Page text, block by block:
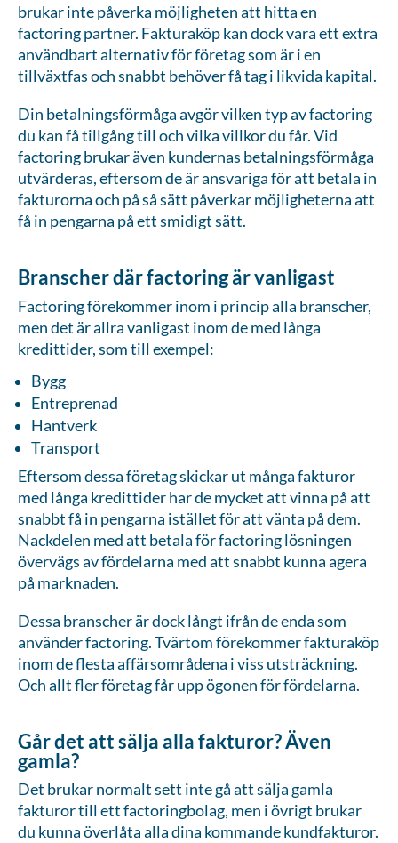
brukar inte påverka möjligheten att hitta en
factoring partner. Fakturaköp kan dock vara ett extra
användbart alternativ för företag som är i en
tillväxtfas och snabbt behöver få tag i likvida kapital.
Din betalningsförmåga avgör vilken typ av factoring
du kan få tillgång till och vilka villkor du får. Vid
factoring brukar även kundernas betalningsförmåga
utvärderas, eftersom de är ansvariga för att betala in
fakturorna och på så sätt påverkar möjligheterna att
få in pengarna på ett smidigt sätt.
Branscher där factoring är vanligast
Factoring förekommer inom i princip alla branscher,
men det är allra vanligast inom de med långa
kredittider, som till exempel:
Bygg
Entreprenad
Hantverk
Transport
Eftersom dessa företag skickar ut många fakturor
med långa kredittider har de mycket att vinna på att
snabbt få in pengarna istället för att vänta på dem.
Nackdelen med att betala för factoring lösningen
övervägs av fördelarna med att snabbt kunna agera
på marknaden.
Dessa branscher är dock långt ifrån de enda som
använder factoring. Tvärtom förekommer fakturaköp
inom de flesta affärsområdena i viss utsträckning.
Och allt fler företag får upp ögonen för fördelarna.
Går det att sälja alla fakturor? Även
gamla?
Det brukar normalt sett inte gå att sälja gamla
fakturor till ett factoringbolag, men i övrigt brukar
du kunna överlåta alla dina kommande kundfakturor.